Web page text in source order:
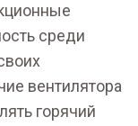
среди
вентилятора
горячий